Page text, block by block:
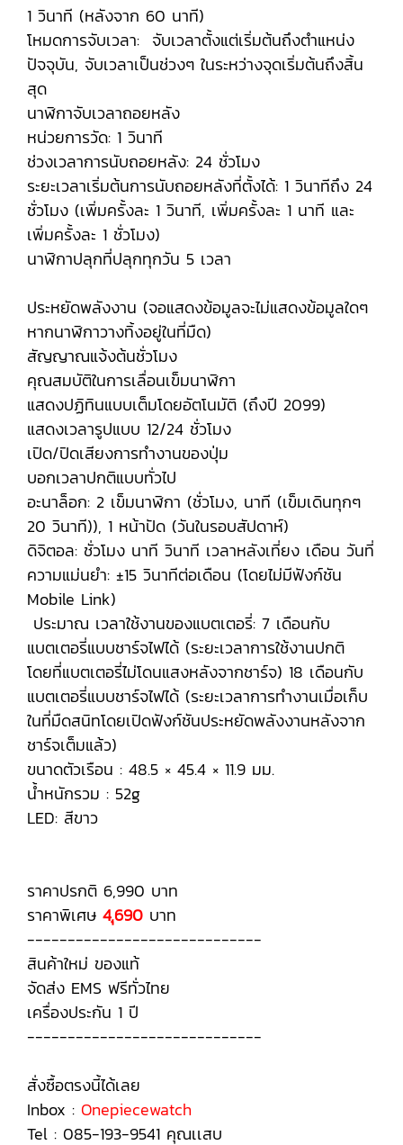
1 วินาที (หลังจาก 60 นาที)
โหมดการจับเวลา: จับเวลาตั้งแต่เริ่มต้นถึงตำแหน่ง
ปัจจุบัน, จับเวลาเป็นช่วงๆ ในระหว่างจุดเริ่มต้นถึงสิ้น
สุด
นาฬิกาจับเวลาถอยหลัง
หน่วยการวัด: 1 วินาที
ช่วงเวลาการนับถอยหลัง: 24 ชั่วโมง
ระยะเวลาเริ่มต้นการนับถอยหลังที่ตั้งได้: 1 วินาทีถึง 24
ชั่วโมง (เพิ่มครั้งละ 1 วินาที, เพิ่มครั้งละ 1 นาที และ
เพิ่มครั้งละ 1 ชั่วโมง)
นาฬิกาปลุกที่ปลุกทุกวัน 5 เวลา
ประหยัดพลังงาน (จอแสดงข้อมูลจะไม่แสดงข้อมูลใดๆ
หากนาฬิกาวางทิ้งอยู่ในที่มืด)
สัญญาณแจ้งต้นชั่วโมง
คุณสมบัติในการเลื่อนเข็มนาฬิกา
แสดงปฏิทินแบบเต็มโดยอัตโนมัติ (ถึงปี 2099)
แสดงเวลารูปแบบ 12/24 ชั่วโมง
เปิด/ปิดเสียงการทำงานของปุ่ม
บอกเวลาปกติแบบทั่วไป
อะนาล็อก: 2 เข็มนาฬิกา (ชั่วโมง, นาที (เข็มเดินทุกๆ
20 วินาที)), 1 หน้าปัด (วันในรอบสัปดาห์)
ดิจิตอล: ชั่วโมง นาที วินาที เวลาหลังเที่ยง เดือน วันที่
ความแม่นยำ: ±15 วินาทีต่อเดือน (โดยไม่มีฟังก์ชัน
Mobile Link)
ประมาณ เวลาใช้งานของแบตเตอรี่: 7 เดือนกับ
แบตเตอรี่แบบชาร์จไฟได้ (ระยะเวลาการใช้งานปกติ
โดยที่แบตเตอรี่ไม่โดนแสงหลังจากชาร์จ) 18 เดือนกับ
แบตเตอรี่แบบชาร์จไฟได้ (ระยะเวลาการทำงานเมื่อเก็บ
ในที่มืดสนิทโดยเปิดฟังก์ชันประหยัดพลังงานหลังจาก
ชาร์จเต็มแล้ว)
ขนาดตัวเรือน : 48.5 × 45.4 × 11.9 มม.
น้ำหนักรวม : 52g
LED: สีขาว
ราคาปรกติ 6,990 บาท
ราคาพิเศษ 4,ุ690 บาท
-----------------------------
สินค้าใหม่ ของแท้
จัดส่ง EMS ฟรีทั่วไทย
เครื่องประกัน 1 ปี
-----------------------------
สั่งซื้อตรงนี้ได้เลย
Inbox : Onepiecewatch
Tel : 085-193-9541 คุณเเสบ